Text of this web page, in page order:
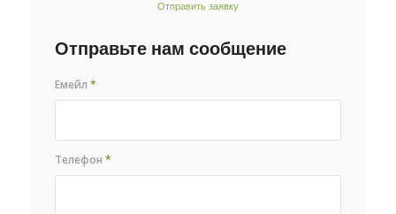
Отправить заявку
Отправьте нам сообщение
Емейл*
Телефон*